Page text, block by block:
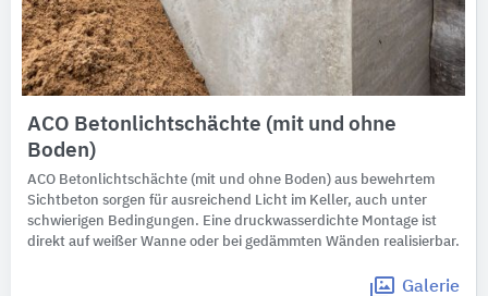
ACO Betonlichtschächte (mit und ohne
Boden)
ACO Betonlichtschächte (mit und ohne Boden) aus bewehrtem
Sichtbeton sorgen für ausreichend Licht im Keller, auch unter
schwierigen Bedingungen. Eine druckwasserdichte Montage ist
direkt auf weißer Wanne oder bei gedämmten Wänden realisierbar.
Galerie